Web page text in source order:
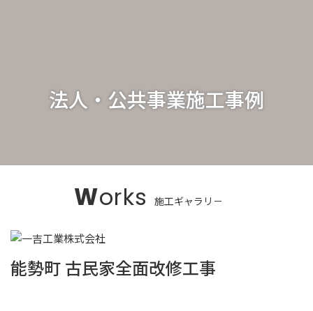
法人・公共事業施工事例
Works
能勢町 古民家全面改修工事